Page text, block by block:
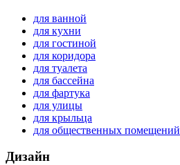
для ванной
для кухни
для гостиной
для коридора
для туалета
для бассейна
для фартука
для улицы
для крыльца
для общественных помещений
Дизайн